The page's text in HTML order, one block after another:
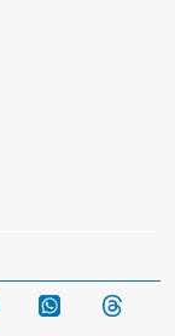
Telegram WhatsApp